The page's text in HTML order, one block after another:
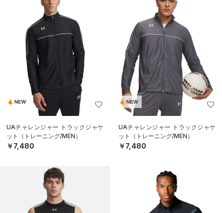
NEW
UAチャレンジャー トラックジャケ
ット（トレーニング/MEN）
￥7,480
NEW
UAチャレンジャー トラックジャケ
ット（トレーニング/MEN）
￥7,480